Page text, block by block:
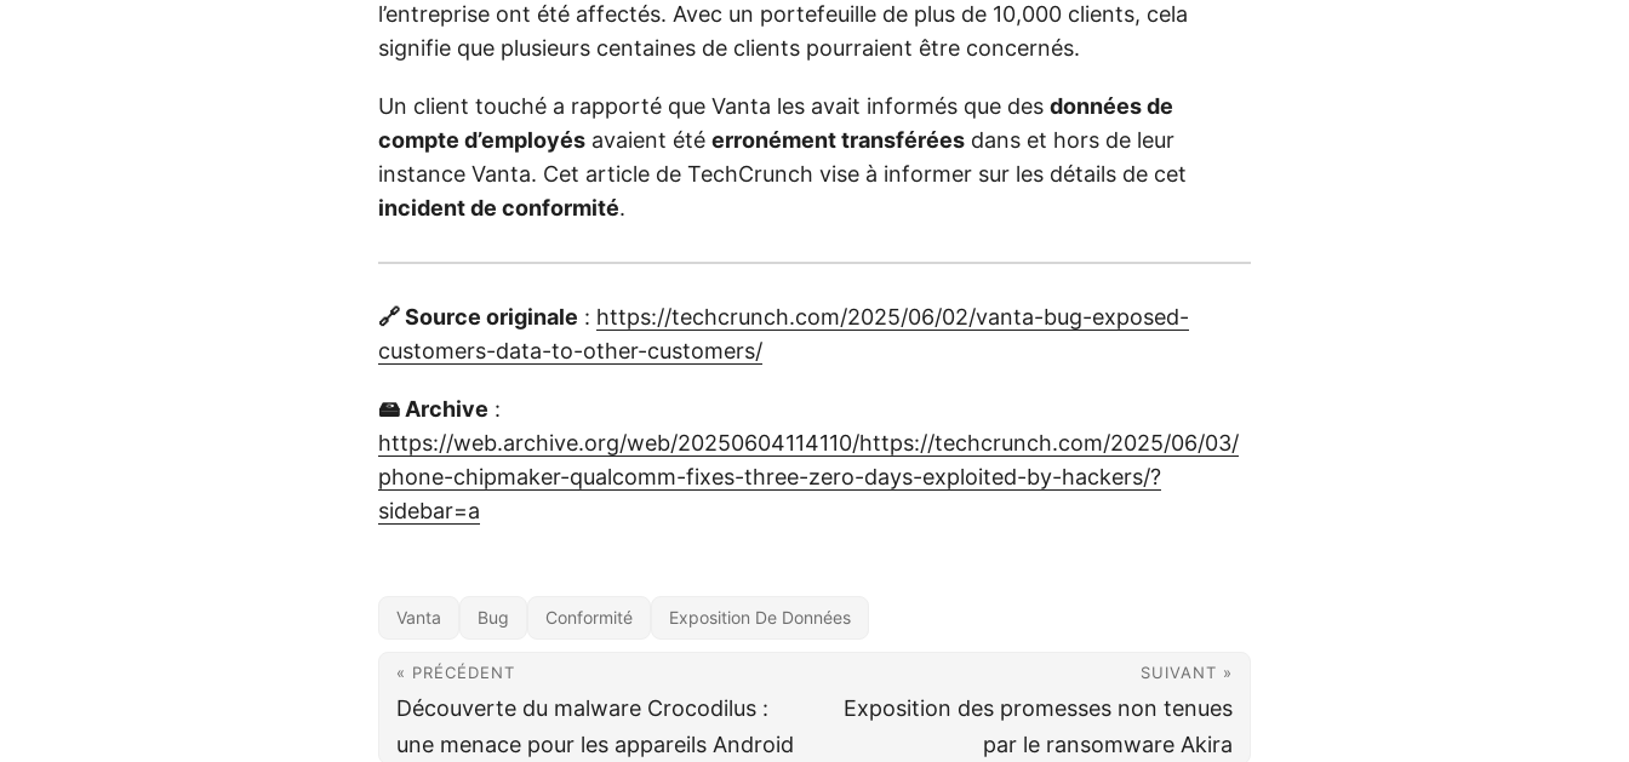
l’entreprise ont été affectés. Avec un portefeuille de plus de 10,000 clients, cela
signifie que plusieurs centaines de clients pourraient être concernés.
Un client touché a rapporté que Vanta les avait informés que des données de
compte d’employés avaient été erronément transférées dans et hors de leur
instance Vanta. Cet article de TechCrunch vise à informer sur les détails de cet
incident de conformité.
🔗 Source originale : https://techcrunch.com/2025/06/02/vanta-bug-exposed-
customers-data-to-other-customers/
🖴 Archive :
https://web.archive.org/web/20250604114110/https://techcrunch.com/2025/06/03/
phone-chipmaker-qualcomm-fixes-three-zero-days-exploited-by-hackers/?
sidebar=a
Vanta Bug Conformité Exposition De Données
« PRÉCÉDENT
Découverte du malware Crocodilus :
une menace pour les appareils Android
SUIVANT »
Exposition des promesses non tenues
par le ransomware Akira